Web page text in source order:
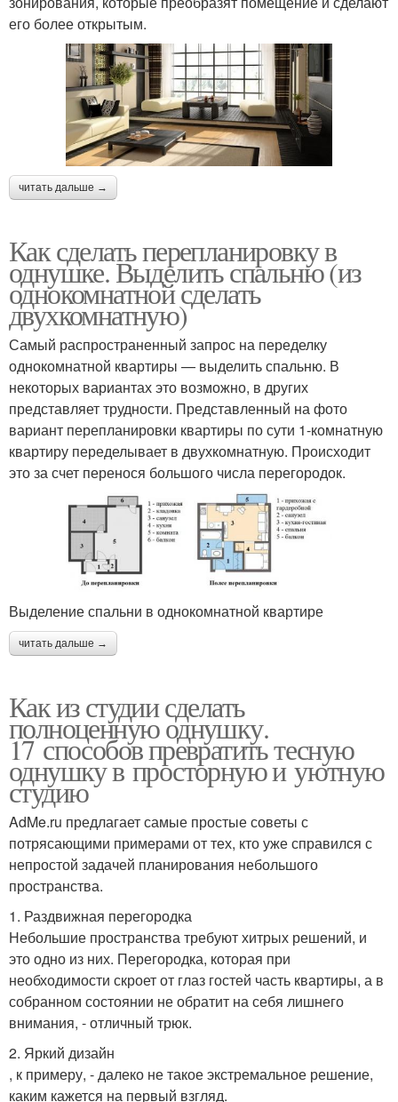
его более открытым.
читать дальше →
Как сделать перепланировку в
однушке. Выделить спальню (из
однокомнатной сделать
двухкомнатную)
Самый распространенный запрос на переделку
однокомнатной квартиры — выделить спальню. В
некоторых вариантах это возможно, в других
представляет трудности. Представленный на фото
вариант перепланировки квартиры по сути 1-комнатную
квартиру переделывает в двухкомнатную. Происходит
это за счет перенося большого числа перегородок.
Выделение спальни в однокомнатной квартире
читать дальше →
Как из студии сделать
полноценную однушку.
17 способов превратить тесную
однушку в просторную и уютную
студию
AdMe.ru предлагает самые простые советы с
потрясающими примерами от тех, кто уже справился с
непростой задачей планирования небольшого
пространства.
1. Раздвижная перегородка
Небольшие пространства требуют хитрых решений, и
это одно из них. Перегородка, которая при
необходимости скроет от глаз гостей часть квартиры, а в
собранном состоянии не обратит на себя лишнего
внимания, - отличный трюк.
2. Яркий дизайн
, к примеру, - далеко не такое экстремальное решение,
каким кажется на первый взгляд.